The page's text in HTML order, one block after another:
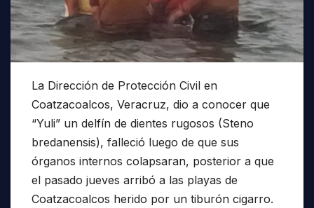
La Dirección de Protección Civil en
Coatzacoalcos, Veracruz, dio a conocer que
“Yuli” un delfín de dientes rugosos (Steno
bredanensis), falleció luego de que sus
órganos internos colapsaran, posterior a que
el pasado jueves arribó a las playas de
Coatzacoalcos herido por un tiburón cigarro.